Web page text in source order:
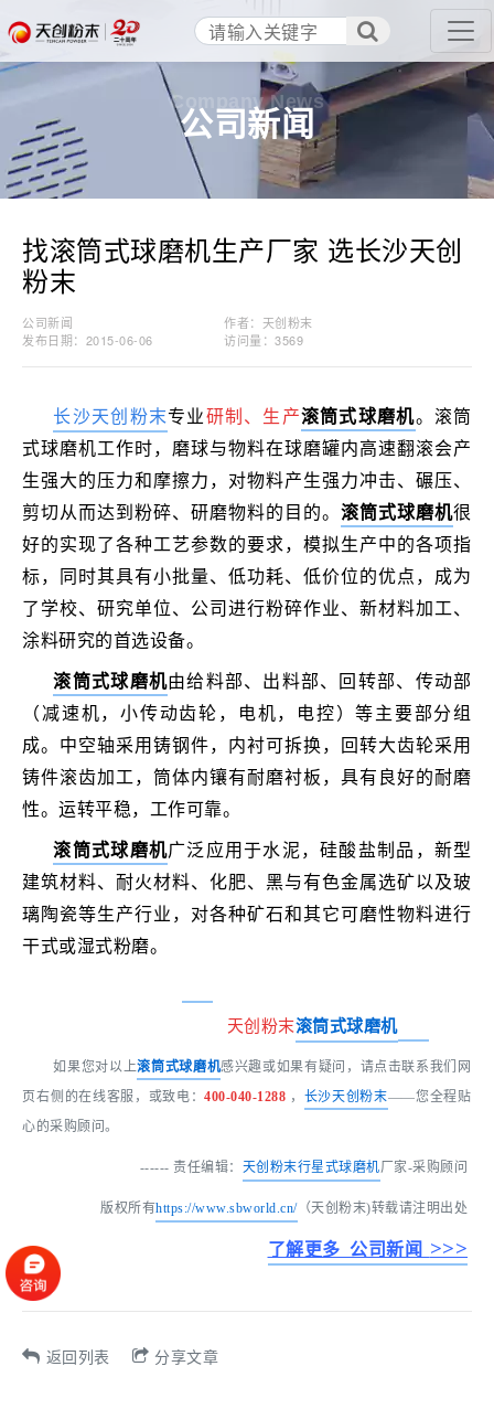
公司新闻
Company News
找滚筒式球磨机生产厂家 选长沙天创
粉末
公司新闻
作者：天创粉末
发布日期：2015-06-06
访问量：3569
长沙天创粉末专业研制、生产滚筒式球磨机。 滚筒
式球磨机工作时，磨球与物料在球磨罐内高速翻滚会产
生强大的压力和摩擦力，对物料产生强力冲击、碾压、
剪切从而达到粉碎、研磨物料的目的。滚筒式球磨机很
好的实现了各种工艺参数的要求，模拟生产中的各项指
标，同时其具有小批量、低功耗、低价位的优点，成为
了学校、研究单位、公司进行粉碎作业、新材料加工、
涂料研究的首选设备。
滚筒式球磨机由给料部、出料部、回转部、传动部
（减速机，小传动齿轮，电机，电控）等主要部分组
成。中空轴采用铸钢件，内衬可拆换，回转大齿轮采用
铸件滚齿加工，筒体内镶有耐磨衬板，具有良好的耐磨
性。运转平稳，工作可靠。
滚筒式球磨机广泛应用于水泥，硅酸盐制品，新型
建筑材料、耐火材料、化肥、黑与有色金属选矿以及玻
璃陶瓷等生产行业，对各种矿石和其它可磨性物料进行
干式或湿式粉磨。
天创粉末滚筒式球磨机
如果您对以上滚筒式球磨机感兴趣或如果有疑问，请点击联系我们网
页右侧的在线客服，或致电：400-040-1288 ， 长沙天创粉末——您全程贴
心的采购顾问。
------ 责任编辑： 天创粉末行星式球磨机厂家-采购顾问
版权所有https://www.sbworld.cn/（天创粉末)转载请注明出处
了解更多 公司新闻 >>>
返回列表 分享文章